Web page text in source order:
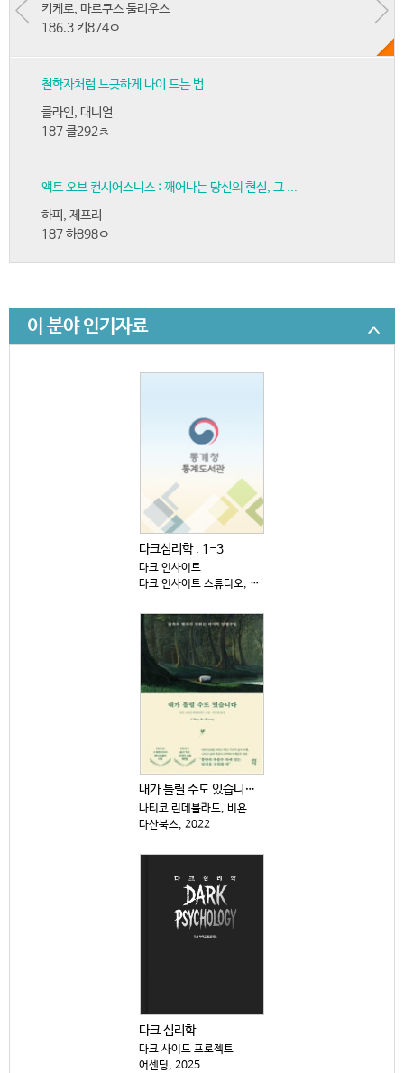
키케로, 마르쿠스 툴리우스
186.3 키874ㅇ
철학자처럼 느긋하게 나이 드는 법
클라인, 대니얼
187 클292ㅊ
액트 오브 컨시어스니스 : 깨어나는 당신의 현실, 그 ...
하피, 제프리
187 하898ㅇ
이 분야 인기자료
다크심리학 . 1-3
다크 인사이트
다크 인사이트 스튜디오, 2025
내가 틀릴 수도 있습니다 : 숲속의 현자가 전하는 마지...
나티코 린데블라드, 비욘
다산북스, 2022
다크 심리학
다크 사이드 프로젝트
어센딩, 2025